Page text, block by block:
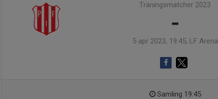
Träningsmatcher 2023
-
5 apr 2023, 19:45, LF Arena
Samling 19:45